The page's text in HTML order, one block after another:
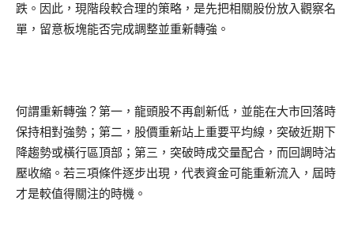
跌。因此，現階段較合理的策略，是先把相關股份放入觀察名
單，留意板塊能否完成調整並重新轉強。
何謂重新轉強？第一，龍頭股不再創新低，並能在大市回落時
保持相對強勢；第二，股價重新站上重要平均線，突破近期下
降趨勢或橫行區頂部；第三，突破時成交量配合，而回調時沽
壓收縮。若三項條件逐步出現，代表資金可能重新流入，屆時
才是較值得關注的時機。